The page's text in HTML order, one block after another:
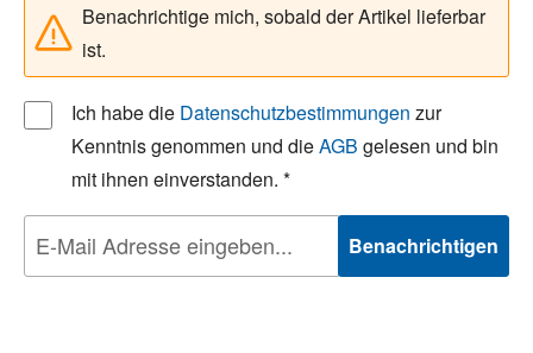
Benachrichtige mich, sobald der Artikel lieferbar
ist.
Ich habe die Datenschutzbestimmungen zur
Kenntnis genommen und dieAGB gelesen und bin
mit ihnen einverstanden. *
Benachrichtigen